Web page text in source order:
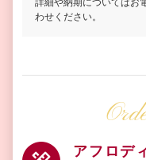
わせください。
アフロデ